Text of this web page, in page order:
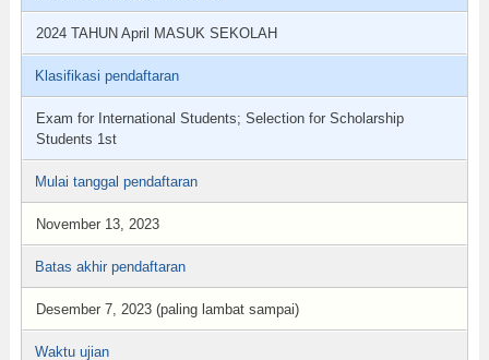
2024 TAHUN April MASUK SEKOLAH
Klasifikasi pendaftaran
Exam for International Students; Selection for Scholarship
Students 1st
Mulai tanggal pendaftaran
November 13, 2023
Batas akhir pendaftaran
Desember 7, 2023 (paling lambat sampai)
Waktu ujian